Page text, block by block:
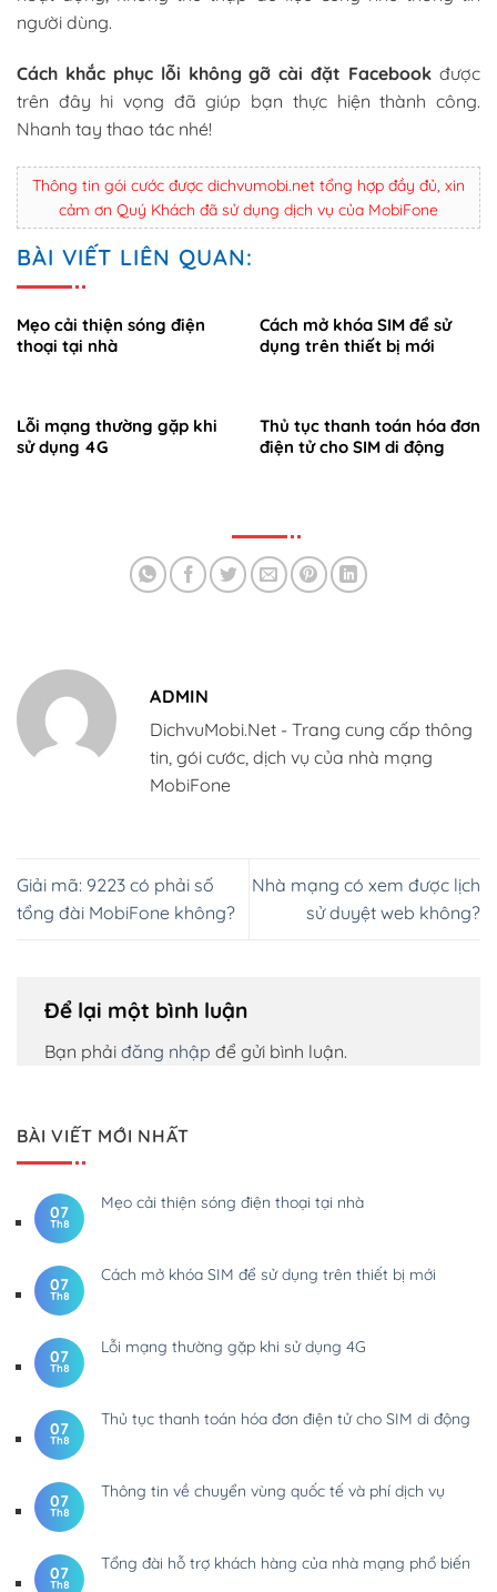
người dùng.
Cách khắc phục lỗi không gỡ cài đặt Facebook được
trên đây hi vọng đã giúp bạn thực hiện thành công.
Nhanh tay thao tác nhé!
Thông tin gói cước được dichvumobi.net tổng hợp đầy đủ, xin
cảm ơn Quý Khách đã sử dụng dịch vụ của MobiFone
BÀI VIẾT LIÊN QUAN:
Mẹo cải thiện sóng điện
thoại tại nhà
Cách mở khóa SIM để sử
dụng trên thiết bị mới
Lỗi mạng thường gặp khi
sử dụng 4G
Thủ tục thanh toán hóa đơn
điện tử cho SIM di động
ADMIN
DichvuMobi.Net - Trang cung cấp thông
tin, gói cước, dịch vụ của nhà mạng
MobiFone
Giải mã: 9223 có phải số
tổng đài MobiFone không?
Nhà mạng có xem được lịch
sử duyệt web không?
Để lại một bình luận
Bạn phải đăng nhập để gửi bình luận.
BÀI VIẾT MỚI NHẤT
07
Th8
Mẹo cải thiện sóng điện thoại tại nhà
07
Th8
Cách mở khóa SIM để sử dụng trên thiết bị mới
07
Th8
Lỗi mạng thường gặp khi sử dụng 4G
07
Th8
Thủ tục thanh toán hóa đơn điện tử cho SIM di động
07
Th8
Thông tin về chuyển vùng quốc tế và phí dịch vụ
07
Th8
Tổng đài hỗ trợ khách hàng của nhà mạng phổ biến